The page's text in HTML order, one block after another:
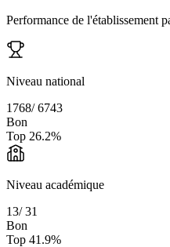
Performance de l'établissement
Niveau national
1768/6743
Bon
Top 26.2%
Niveau académique
13/31
Bon
Top 41.9%